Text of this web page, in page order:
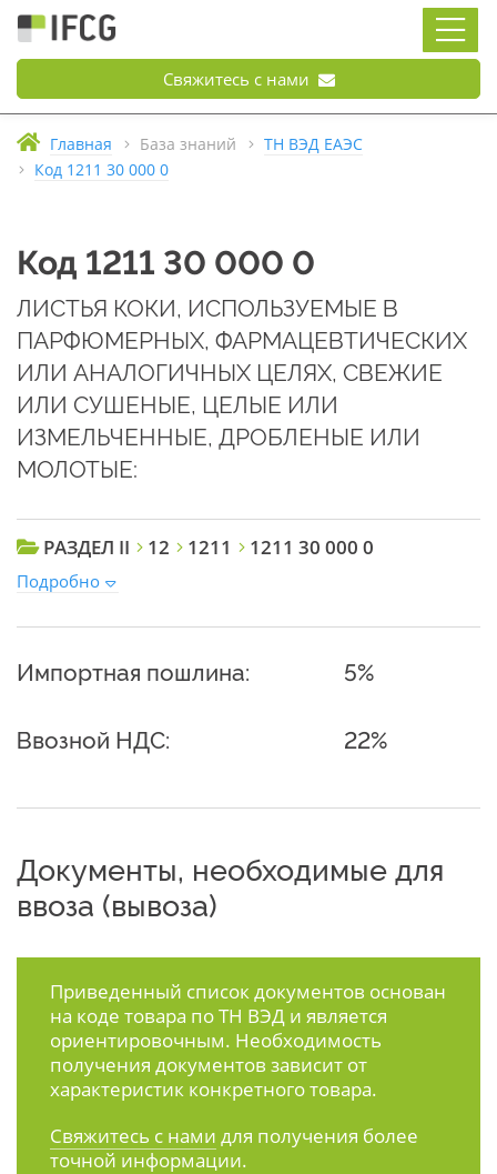
Свяжитесь с нами
Главная База знаний
ТН ВЭД ЕАЭС
Код 1211 30 000 0
Код 1211 30 000 0
ЛИСТЬЯ КОКИ, ИСПОЛЬЗУЕМЫЕ В
ПАРФЮМЕРНЫХ, ФАРМАЦЕВТИЧЕСКИХ
ИЛИ АНАЛОГИЧНЫХ ЦЕЛЯХ, СВЕЖИЕ
ИЛИ СУШЕНЫЕ, ЦЕЛЫЕ ИЛИ
ИЗМЕЛЬЧЕННЫЕ, ДРОБЛЕНЫЕ ИЛИ
МОЛОТЫЕ:
РАЗДЕЛ II 12 1211 1211 30 000 0
Подробно
Импортная пошлина: 5%
Ввозной НДС: 22%
Документы, необходимые для
ввоза (вывоза)
Приведенный список документов основан
на коде товара по ТН ВЭД и является
ориентировочным. Необходимость
получения документов зависит от
характеристик конкретного товара.
Свяжитесь с нами для получения более
точной информации.